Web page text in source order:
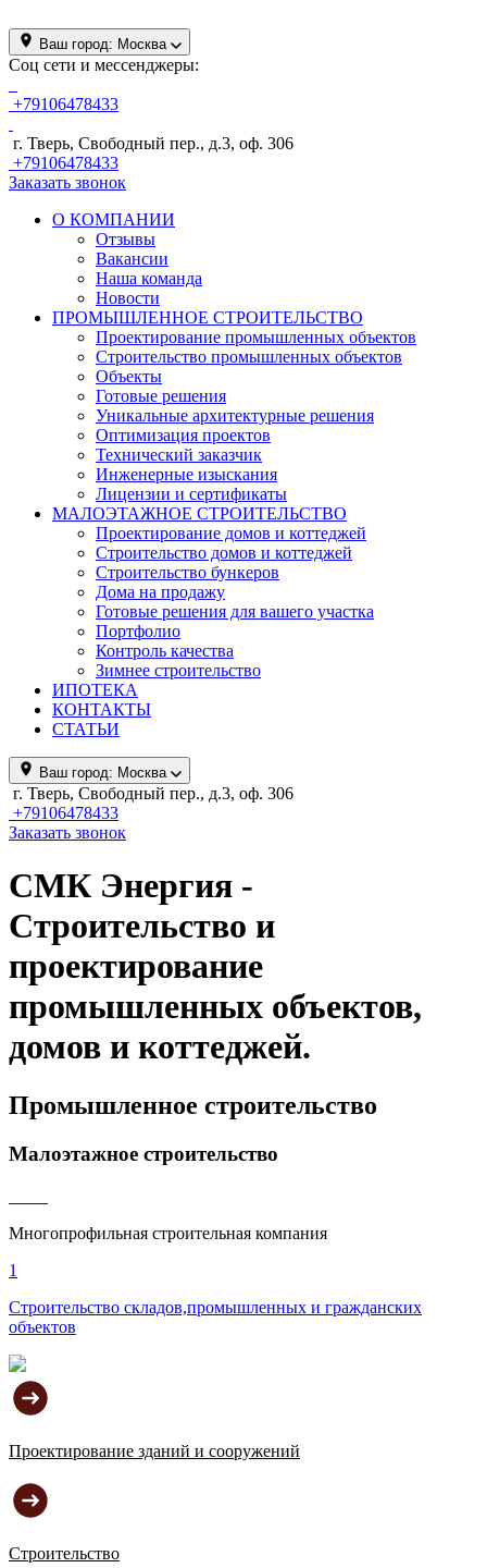
Ваш город: Москва
Соц сети и мессенджеры:
+79106478433
г. Тверь, Свободный пер., д.3, оф. 306
+79106478433
Заказать звонок
О КОМПАНИИ
Отзывы
Вакансии
Наша команда
Новости
ПРОМЫШЛЕННОЕ СТРОИТЕЛЬСТВО
Проектирование промышленных объектов
Строительство промышленных объектов
Объекты
Готовые решения
Уникальные архитектурные решения
Оптимизация проектов
Технический заказчик
Инженерные изыскания
Лицензии и сертификаты
МАЛОЭТАЖНОЕ СТРОИТЕЛЬСТВО
Проектирование домов и коттеджей
Строительство домов и коттеджей
Строительство бункеров
Дома на продажу
Готовые решения для вашего участка
Портфолио
Контроль качества
Зимнее строительство
ИПОТЕКА
КОНТАКТЫ
СТАТЬИ
Ваш город: Москва
г. Тверь, Свободный пер., д.3, оф. 306
+79106478433
Заказать звонок
СМК Энергия -
Строительство и
проектирование
промышленных объектов,
домов и коттеджей.
Промышленное строительство
Малоэтажное строительство
Многопрофильная строительная компания
1
Строительство складов,промышленных и гражданских
объектов
Проектирование зданий и сооружений
Строительство